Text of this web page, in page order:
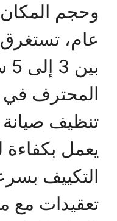
وحجم
عام،
المحترف
تنظيف
يعمل
التكييف
تعقيدات مع